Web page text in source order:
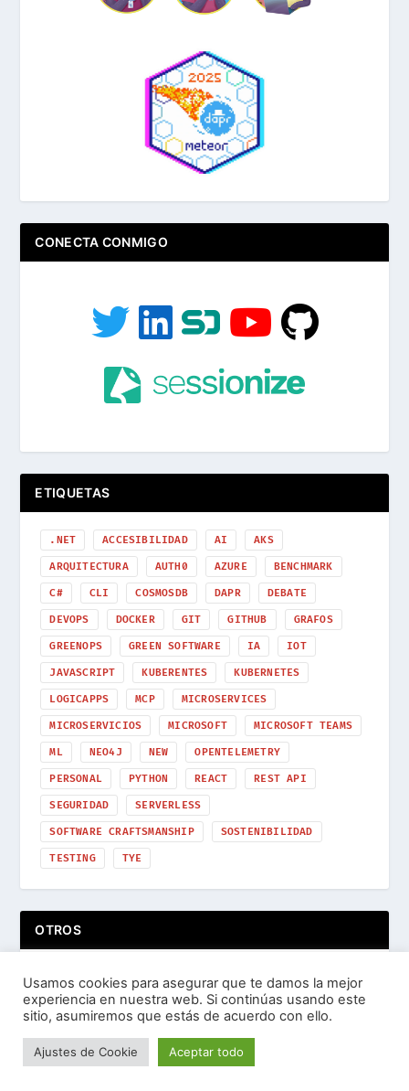
CONECTA CONMIGO
ETIQUETAS
.NET ACCESIBILIDAD AI AKS
ARQUITECTURA AUTH0 AZURE BENCHMARK
C# CLI COSMOSDB DAPR DEBATE
DEVOPS DOCKER GIT GITHUB GRAFOS
GREENOPS GREEN SOFTWARE IA IOT
JAVASCRIPT KUBERENTES KUBERNETES
LOGICAPPS MCP MICROSERVICES
MICROSERVICIOS MICROSOFT MICROSOFT TEAMS
ML NEO4J NEW OPENTELEMETRY
PERSONAL PYTHON REACT REST API
SEGURIDAD SERVERLESS
SOFTWARE CRAFTSMANSHIP SOSTENIBILIDAD
TESTING TYE
OTROS
Usamos cookies para asegurar que te damos la mejor
experiencia en nuestra web. Si continúas usando este
sitio, asumiremos que estás de acuerdo con ello.
Ajustes de Cookie Aceptar todo